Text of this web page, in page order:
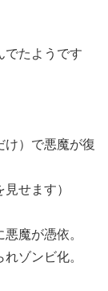
でたようです
け）で悪魔が復
せます）
魔が憑依。
ゾンビ化。